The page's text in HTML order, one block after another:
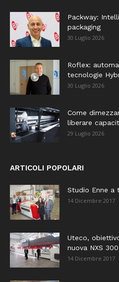
Packway:
packaging
30 Luglio 2026
Roflex:
tecnologie
30 Luglio 2026
Come
liberare
29 Luglio 2026
ARTICOLI POPOLARI
Studio Enne a
14 Dicembre 2017
Uteco,
nuova NXS 300
14 Dicembre 2017